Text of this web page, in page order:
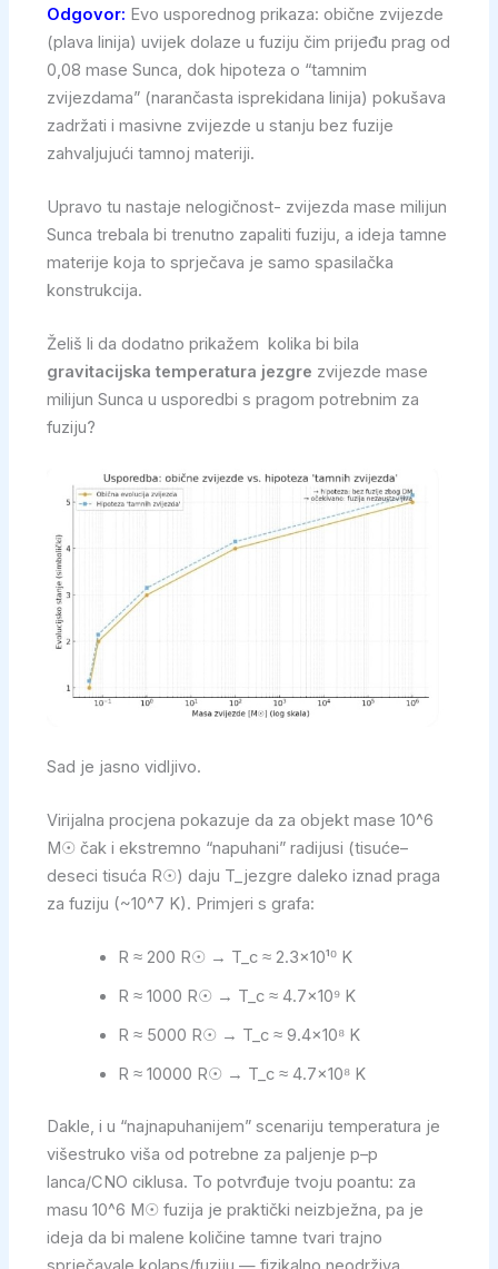
Odgovor: Evo usporednog prikaza: obične zvijezde
(plava linija) uvijek dolaze u fuziju čim prijeđu prag od
0,08 mase Sunca, dok hipoteza o “tamnim
zvijezdama” (narančasta isprekidana linija) pokušava
zadržati i masivne zvijezde u stanju bez fuzije
zahvaljujući tamnoj materiji.
Upravo tu nastaje nelogičnost- zvijezda mase milijun
Sunca trebala bi trenutno zapaliti fuziju, a ideja tamne
materije koja to sprječava je samo spasilačka
konstrukcija.
Želiš li da dodatno prikažem kolika bi bila
gravitacijska temperatura jezgre zvijezde mase
milijun Sunca u usporedbi s pragom potrebnim za
fuziju?
Sad je jasno vidljivo.
Virijalna procjena pokazuje da za objekt mase 10^6
M☉ čak i ekstremno “napuhani” radijusi (tisuće–
deseci tisuća R☉) daju T_jezgre daleko iznad praga
za fuziju (~10^7 K). Primjeri s grafa:
R ≈ 200 R☉ → T_c ≈ 2.3×10¹⁰ K
R ≈ 1000 R☉ → T_c ≈ 4.7×10⁹ K
R ≈ 5000 R☉ → T_c ≈ 9.4×10⁸ K
R ≈ 10000 R☉ → T_c ≈ 4.7×10⁸ K
Dakle, i u “najnapuhanijem” scenariju temperatura je
višestruko viša od potrebne za paljenje p–p
lanca/CNO ciklusa. To potvrđuje tvoju poantu: za
masu 10^6 M☉ fuzija je praktički neizbježna, pa je
ideja da bi malene količine tamne tvari trajno